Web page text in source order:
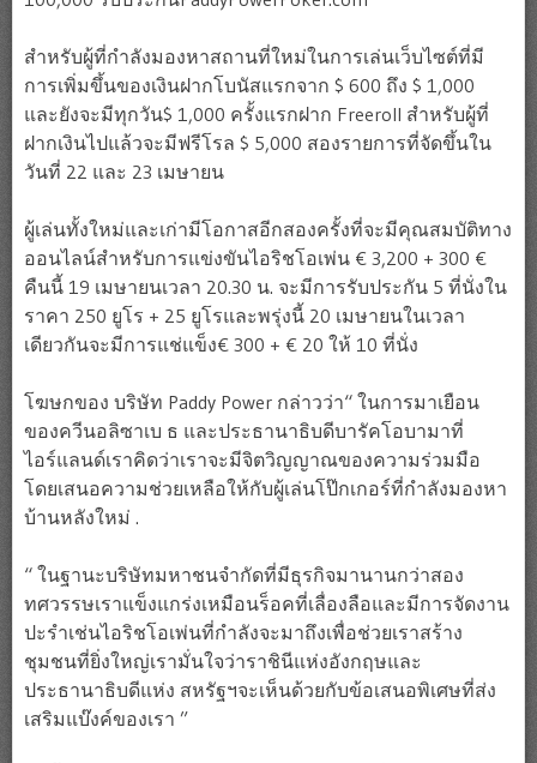
สำหรับผู้ที่กำลังมองหาสถานที่ใหม่ในการเล่นเว็บไซต์ที่มี
การเพิ่มขึ้นของเงินฝากโบนัสแรกจาก $ 600 ถึง $ 1,000
และยังจะมีทุกวัน$ 1,000 ครั้งแรกฝาก Freeroll สำหรับผู้ที่
ฝากเงินไปแล้วจะมีฟรีโรล $ 5,000 สองรายการที่จัดขึ้นใน
วันที่ 22 และ 23 เมษายน
ผู้เล่นทั้งใหม่และเก่ามีโอกาสอีกสองครั้งที่จะมีคุณสมบัติทาง
ออนไลน์สำหรับการแข่งขันไอริชโอเพ่น € 3,200 + 300 €
คืนนี้ 19 เมษายนเวลา 20.30 น. จะมีการรับประกัน 5 ที่นั่งใน
ราคา 250 ยูโร + 25 ยูโรและพรุ่งนี้ 20 เมษายนในเวลา
เดียวกันจะมีการแช่แข็ง€ 300 + € 20 ให้ 10 ที่นั่ง
โฆษกของ บริษัท Paddy Power กล่าวว่า“ ในการมาเยือน
ของควีนอลิซาเบ ธ และประธานาธิบดีบารัคโอบามาที่
ไอร์แลนด์เราคิดว่าเราจะมีจิตวิญญาณของความร่วมมือ
โดยเสนอความช่วยเหลือให้กับผู้เล่นโป๊กเกอร์ที่กำลังมองหา
บ้านหลังใหม่ .
“ ในฐานะบริษัทมหาชนจำกัดที่มีธุรกิจมานานกว่าสอง
ทศวรรษเราแข็งแกร่งเหมือนร็อคที่เลื่องลือและมีการจัดงาน
ปะรำเช่นไอริชโอเพ่นที่กำลังจะมาถึงเพื่อช่วยเราสร้าง
ชุมชนที่ยิ่งใหญ่เรามั่นใจว่าราชินีแห่งอังกฤษและ
ประธานาธิบดีแห่ง สหรัฐฯจะเห็นด้วยกับข้อเสนอพิเศษที่ส่ง
เสริมแบ๊งค์ของเรา ”